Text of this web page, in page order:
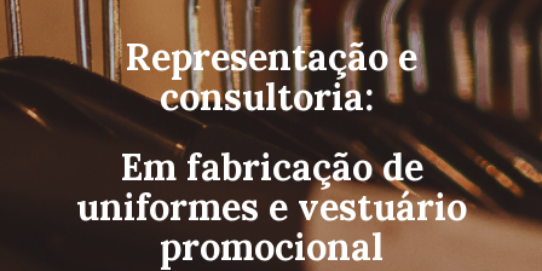
Representação e
consultoria:
Em fabricação de
uniformes e vestuário
promocional